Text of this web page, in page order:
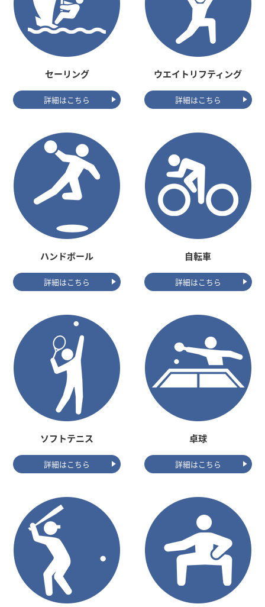
セーリング
詳細はこちら
ウエイトリフティング
詳細はこちら
ハンドボール
詳細はこちら
自転車
詳細はこちら
ソフトテニス
詳細はこちら
卓球
詳細はこちら